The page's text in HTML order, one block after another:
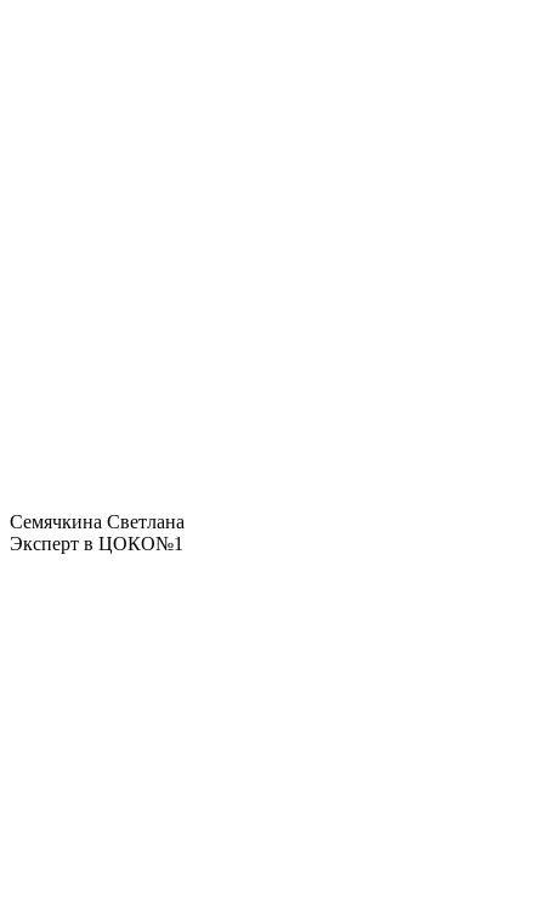
Семячкина Светлана
Эксперт в ЦОКО№1